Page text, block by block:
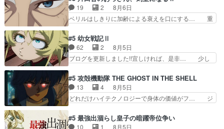
禁物だけど、なかなか結… 「これからもお手入
れ、がんばりゅ」ありが…
られてたら流石に気付かないか… 《漫画版少し読
んだことある》エリックとゴ… ロックは敵に容赦
無くブスっといくから気持… 勇者パーティー再結
構エグいことするよな… ねぇ猫耳ガール、敵の根
城に乗り込む事を同… 世もや替えが利くと復活P
とは？！もう来週…
19 2
8月6日
ベリルはしきりに加齢による衰えを口にする… 重
んじゃないですか。魔物の群を発見した… アマプ
ラにて視聴終わり！サーベルボア討伐… を言い訳
にしたくないものですねwボア狩り… 先生として
のベリルが好きだけど、今回みた… 4人だけでサ
ーベルボアが暴れてると聞い… ちょっと年齢の事
を言いすぎとゆーか言い訳… ベリルの母もやはり
只者じゃなかったかベリ…
#5 幼女戦記Ⅱ
62 2
8月5日
ブログを更新しました!!宜しければ、是非… 少し
ゥーアの唯一の手駒が強すぎる笑あお… 私にとっ
て完全にご褒美回ゼー様の葉巻シー… やはりター
ニャが後方指揮だと展開に迫力が… “貧乏籤百連
無料ガチャ”100連でも1回… 2期入ってから地味
ばならぬ」って言葉に… ゼートゥーア左遷によっ
#5 攻殻機動隊 THE GHOST IN THE SHELL
13 4
8月5日
どれだけハイテクノロジーで身体の価値がフ… ジ
コマだいぶ理性持ち始めた。この世界の… 原作読
んだのもう何年も前なのに、覚えてる… コイルの
#5 最強出涸らし皇子の暗躍帝位争い
10 1
8月5日